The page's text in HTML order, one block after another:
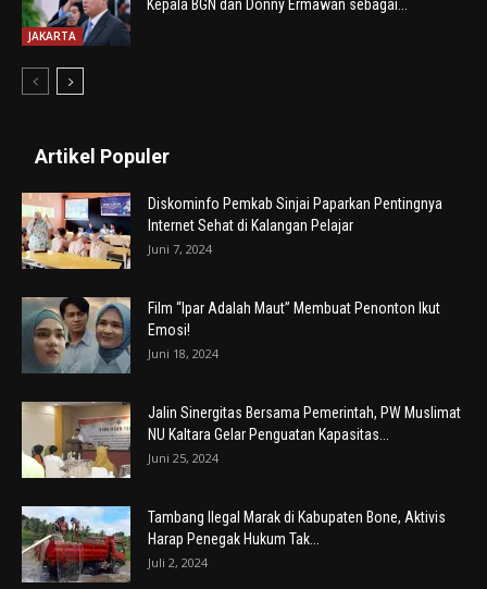
JAKARTA
Kepala BGN dan Donny Ermawan sebagai...
Artikel Populer
Diskominfo Pemkab Sinjai Paparkan Pentingnya
Internet Sehat di Kalangan Pelajar
Juni 7, 2024
Film “Ipar Adalah Maut” Membuat Penonton Ikut
Emosi!
Juni 18, 2024
Jalin Sinergitas Bersama Pemerintah, PW Muslimat
NU Kaltara Gelar Penguatan Kapasitas...
Juni 25, 2024
Tambang Ilegal Marak di Kabupaten Bone, Aktivis
Harap Penegak Hukum Tak...
Juli 2, 2024